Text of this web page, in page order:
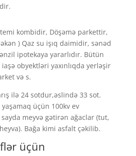
kombidir, Döşəmə parkettir,
) Qaz su işıq daimidir, sənəd
ipotekaya yararlıdır. Bütün
obyektləri yaxınlıqda yerləşir
və s.
ilə 24 sotdur,əslində 33 sot.
üçün 100kv ev
meyvə gətirən ağaclar (tut,
Bağa kimi asfalt çəkilib.
üçün